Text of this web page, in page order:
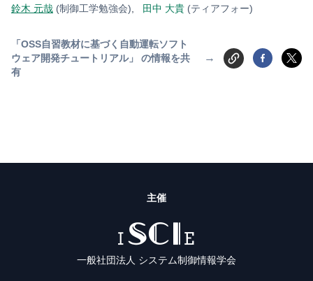
鈴木 元哉 (制御工学勉強会) 田中 大貴 (ティアフォー)
「OSS自習教材に基づく自動運転ソフト
ウェア開発チュートリアル」 の情報を共
有
→
主催
ISCIE
一般社団法人 システム制御情報学会